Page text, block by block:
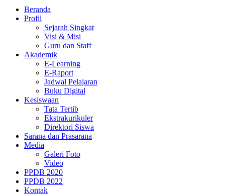
Beranda
Profil
Sejarah Singkat
Visi & Misi
Guru dan Staff
Akademik
E-Learning
E-Raport
Jadwal Pelajaran
Buku Digital
Kesiswaan
Tata Tertib
Ekstrakurikuler
Direktori Siswa
Sarana dan Prasarana
Media
Galeri Foto
Video
PPDB 2020
PPDB 2022
Kontak